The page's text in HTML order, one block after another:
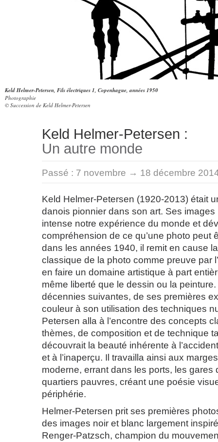
Keld Helmer-Petersen, Fils électriques 1, Copenhague, années 1950
Photographie
© Succession de Keld Helmer-Petersen
Keld Helmer-Petersen :
Un autre monde
Passé : 7 novembre → 18 décembre
Keld Helmer-Petersen (1920-2013) était
danois pionnier dans son art. Ses images
intense notre expérience du monde et
compréhension de ce qu’une photo peut
dans les années 1940, il remit en cause
classique de la photo comme preuve par
en faire un domaine artistique à part
même liberté que le dessin ou la
décennies suivantes, de ses premières
couleur à son utilisation des techniques
Petersen alla à l’encontre des concepts
thèmes, de composition et de technique
découvrait la beauté inhérente à
et à l’inaperçu. Il travailla ainsi aux
moderne, errant dans les ports, les gares
quartiers pauvres, créant une poésie
périphérie.
Helmer-Petersen prit ses premières
des images noir et blanc largement
Renger-Patzsch, champion du